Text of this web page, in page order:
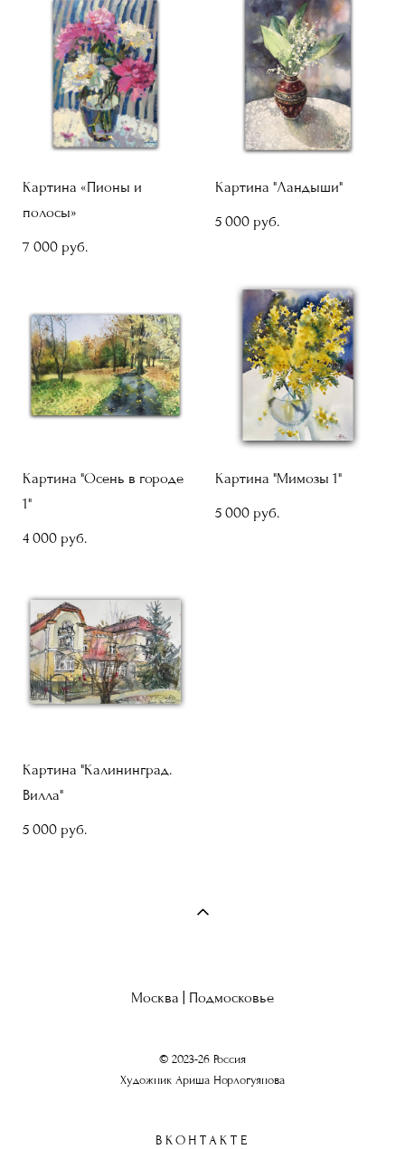
Картина «Пионы и
полосы»
7 000 pуб.
Картина "Ландыши"
5 000 pуб.
Картина "Осень в городе
1"
4 000 pуб.
Картина "Мимозы 1"
5 000 pуб.
Картина "Калининград.
Вилла"
5 000 pуб.
Москва | Подмосковье
© 2023-26 Россия
Художник Ариша Норлогуянова
ВКОНТАКТЕ